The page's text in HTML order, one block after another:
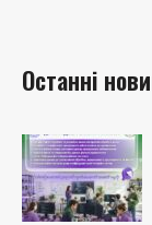
Останні